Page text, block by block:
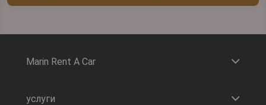
Marin Rent A Car
услуги